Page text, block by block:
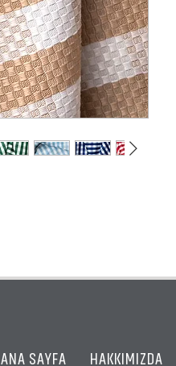
ANA SAYFA HAKKIMIZDA